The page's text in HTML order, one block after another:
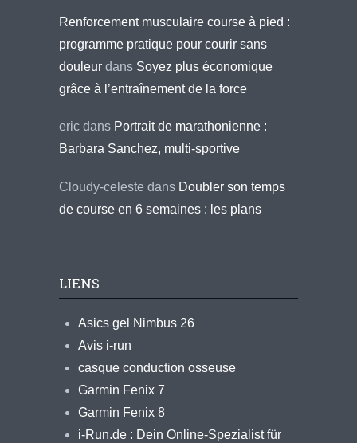
Renforcement musculaire course à pied :
programme pratique pour courir sans
douleur dans Soyez plus économique
grâce à l’entraînement de la force
eric dans Portrait de marathonienne :
Barbara Sanchez, multi-sportive
Cloudy-celeste dans Doubler son temps
de course en 6 semaines : les plans
LIENS
Asics gel Nimbus 26
Avis i-run
casque conduction osseuse
Garmin Fenix 7
Garmin Fenix 8
i-Run.de : Dein Online-Spezialist für